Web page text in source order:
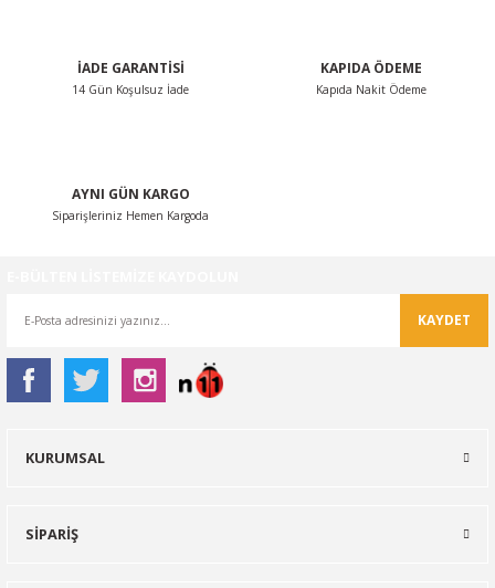
İADE GARANTİSİ
14 Gün Koşulsuz İade
KAPIDA ÖDEME
Kapıda Nakit Ödeme
AYNI GÜN KARGO
Siparişleriniz Hemen Kargoda
KAYDET
KURUMSAL
SİPARİŞ